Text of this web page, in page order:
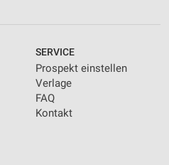
SERVICE
Prospekt einstellen
Verlage
FAQ
Kontakt